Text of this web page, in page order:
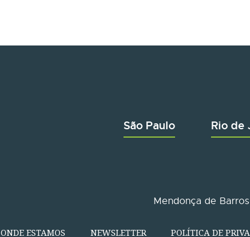
São Paulo Rio de
Mendonça de
ONDE ESTAMOS NEWSLETTER POLÍTICA DE